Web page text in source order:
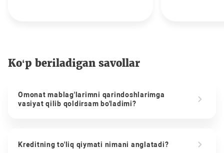
Ko‘p beriladigan savollar
Omonat mablag'larimni qarindoshlarimga
vasiyat qilib qoldirsam bo'ladimi?
Kreditning to'liq qiymati nimani anglatadi?